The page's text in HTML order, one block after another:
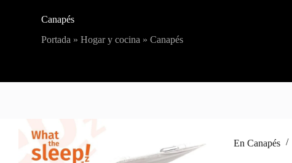
Canapés
Portada »Hogar y cocina »Canapés
En Canapés